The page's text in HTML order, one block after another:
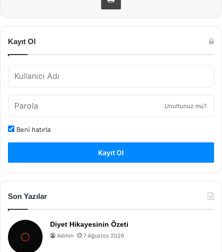
Kayıt Ol
Unuttunuz mu?
Beni hatırla
Kayıt Ol
Son Yazılar
Diyet Hikayesinin Özeti
Admin 7 Ağustos 2026